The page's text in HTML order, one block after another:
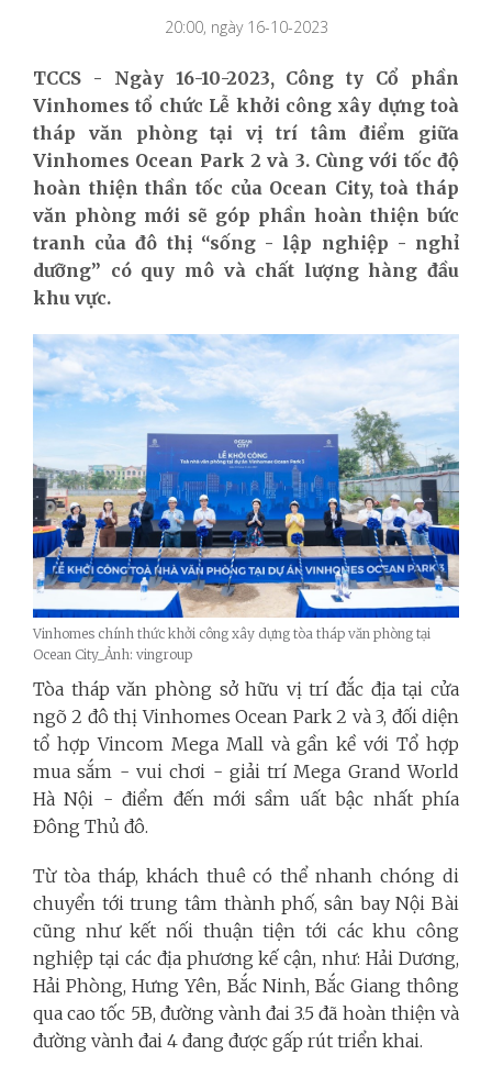
20:00, ngày 16-10-2023
TCCS - Ngày 16-10-2023, Công ty Cổ phần
Vinhomes tổ chức Lễ khởi công xây dựng toà
tháp văn phòng tại vị trí tâm điểm giữa
Vinhomes Ocean Park 2 và 3. Cùng với tốc độ
hoàn thiện thần tốc của Ocean City, toà tháp
văn phòng mới sẽ góp phần hoàn thiện bức
tranh của đô thị “sống - lập nghiệp - nghỉ
dưỡng” có quy mô và chất lượng hàng đầu
khu vực.
Vinhomes chính thức khởi công xây dựng tòa tháp văn phòng tại
Ocean City_Ảnh: vingroup
Tòa tháp văn phòng sở hữu vị trí đắc địa tại cửa
ngõ 2 đô thị Vinhomes Ocean Park 2 và 3, đối diện
tổ hợp Vincom Mega Mall và gần kề với Tổ hợp
mua sắm - vui chơi - giải trí Mega Grand World
Hà Nội - điểm đến mới sầm uất bậc nhất phía
Đông Thủ đô.
Từ tòa tháp, khách thuê có thể nhanh chóng di
chuyển tới trung tâm thành phố, sân bay Nội Bài
cũng như kết nối thuận tiện tới các khu công
nghiệp tại các địa phương kế cận, như: Hải Dương,
Hải Phòng, Hưng Yên, Bắc Ninh, Bắc Giang thông
qua cao tốc 5B, đường vành đai 3.5 đã hoàn thiện và
đường vành đai 4 đang được gấp rút triển khai.